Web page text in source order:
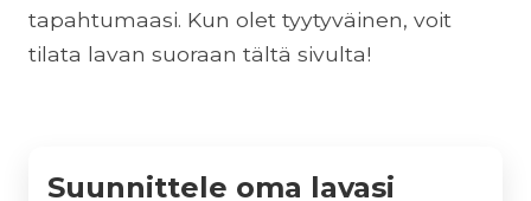
tapahtumaasi. Kun olet tyytyväinen, voit
tilata lavan suoraan tältä sivulta!
Suunnittele oma lavasi